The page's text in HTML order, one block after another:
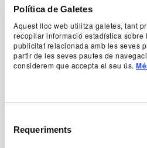
Política de Galetes
Aquest lloc web utilitza galetes, tant
recopilar informació estadística sobre
publicitat relacionada amb les seves
partir de les seves pautes de
considerem que accepta el seu ús.
Requeriments
ensenyar-nos a estimar i
Búbulus,Avui sortim!
Authorship
Búbulus Dansa